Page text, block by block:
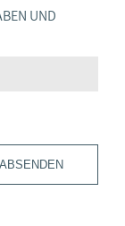
UND Z
ABSENDEN